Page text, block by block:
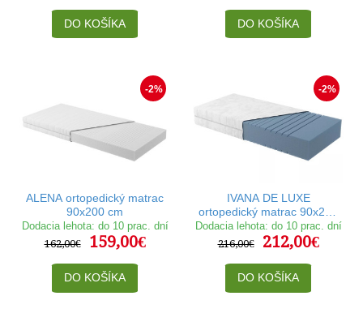
DO KOŠÍKA DO KOŠÍKA
-2%
ALENA ortopedický matrac
90x200 cm
Dodacia lehota: do 10 prac. dní
162,00€
159,00€
DO KOŠÍKA
-2%
IVANA DE LUXE
ortopedický matrac 90x200
cm
Dodacia lehota: do 10 prac. dní
216,00€
212,00€
DO KOŠÍKA